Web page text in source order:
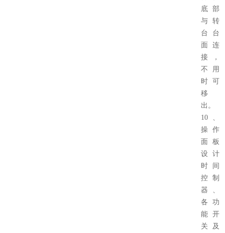
底部
与转
台台
面连
接，
不用
时可
移
出。
10、
操作
面板
设计
时间
控制
器、
各功
能开
关及